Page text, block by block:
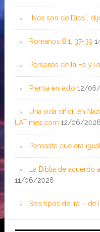
“Nos son de Dios”,
Romanos 8:1, 37-39
Personas de la Fe y
Piensa en esto 12/
Una vida difícil en
LATimes.com 12/06/2026
Pensaste que era
La Biblia de acuerdo
11/06/2026
Seis tipos de ira – de